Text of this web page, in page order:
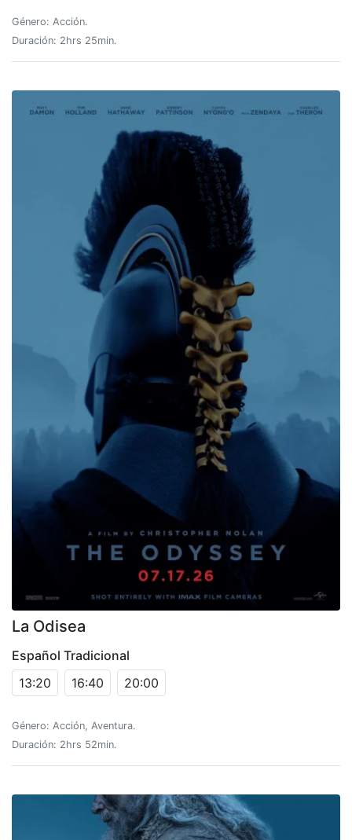
Género: Acción.
Duración: 2hrs 25min.
La Odisea
Español Tradicional
13:20
16:40 20:00
Género: Acción, Aventura.
Duración: 2hrs 52min.